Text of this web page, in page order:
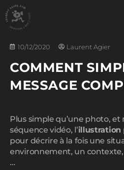
10/12/2020 Laurent Agier
COMMENT
MESSAGE
Plus simple qu’une photo,
séquence vidéo, l’illustration
pour décrire à la fois une
environnement, un
…